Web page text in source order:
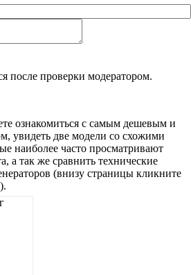
после проверки модератором.
ознакомиться с самым дешевым и
увидеть две модели со схожими
наиболее часто просматривают
а так же сравнить технические
(внизу страницы кликните